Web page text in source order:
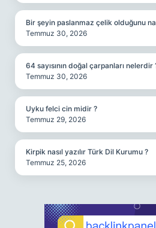
Bir şeyin paslanmaz çelik olduğunu
Temmuz 30, 2026
64 sayısının doğal çarpanları nelerdir
Temmuz 30, 2026
Uyku felci cin midir ?
Temmuz 29, 2026
Kirpik nasıl yazılır Türk Dil Kurumu ?
Temmuz 25, 2026